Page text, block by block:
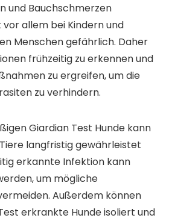
und Bauchschmerzen
allem bei Kindern und
Menschen gefährlich. Daher
frühzeitig zu erkennen und
zu ergreifen, um die
zu verhindern.
Giardian Test Hunde kann
langfristig gewährleistet
erkannte Infektion kann
um mögliche
Außerdem können
erkrankte Hunde isoliert und